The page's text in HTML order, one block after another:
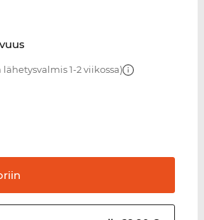
lähetysvalmis 1-2 viikossa)